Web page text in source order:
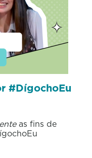
#DígochoEu
as fins de